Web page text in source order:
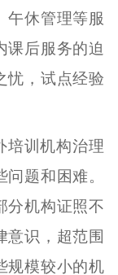
午休管理等服
课后服务的迫
忧，试点经验
培训机构治理
题和困难。
分机构证照不
意识，超范围
规模较小的机